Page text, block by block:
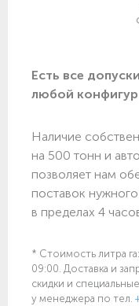
Есть все
любой
Наличие
на 500 тонн и
позволяет нам
поставок
в пределах 4
* Стоимость литра
09:00. Доставка и
скидки и
у менеджера по тел.